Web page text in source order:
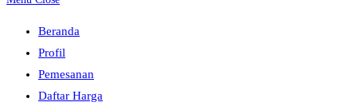
Beranda
Profil
Pemesanan
Daftar Harga